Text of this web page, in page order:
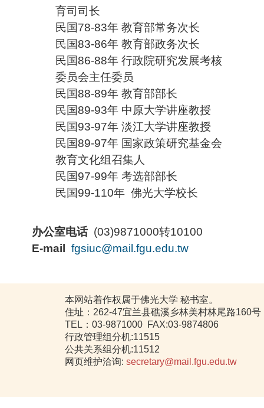
育司司长
民国78-83年 教育部常务次长
民国83-86年 教育部政务次长
民国86-88年 行政院研究发展考核
委员会主任委员
民国88-89年 教育部部长
民国89-93年 中原大学讲座教授
民国93-97年 淡江大学讲座教授
民国89-97年 国家政策研究基金会
教育文化组召集人
民国97-99年 考选部部长
民国99-110年 佛光大学校长
办公室电话(03)9871000转10100
E-mail
fgsiuc@mail.fgu.edu.tw
本网站着作权属于佛光大学 秘书室。
住址：262-47宜兰县礁溪乡林美村林尾路160号
TEL：03-9871000 FAX:03-9874806
行政管理组分机:11515
公共关系组分机:11512
网页维护洽询: secretary@mail.fgu.edu.tw